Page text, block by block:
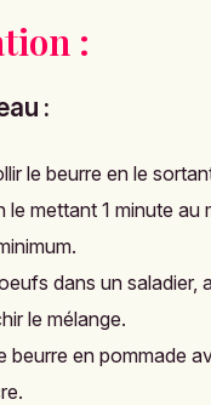
:
:
le beurre en le
le mettant 1 minute au
dans un saladier,
le mélange.
beurre en pommade